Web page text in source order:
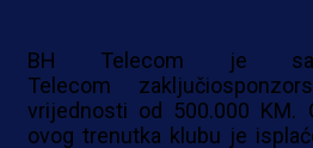
BH Telecom je
Telecom
vrijednosti od 500.000 KM.
ovog trenutka klubu je